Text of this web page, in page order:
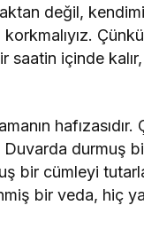
değil,
saatin içinde
Duvarda durmuş
bir cümleyi
bir veda, hiç